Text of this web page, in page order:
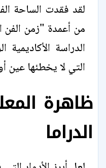
لقد فقدت الساحة
من أعمدة "زمن الفن
الدراسة الأكاديمية
التي لا يخطئها عين
ظاهرة
الدراما